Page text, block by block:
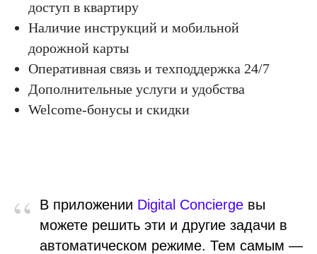
доступ в квартиру
Наличие инструкций и мобильной
дорожной карты
Оперативная связь и техподдержка 24/7
Дополнительные услуги и удобства
Welcome-бонусы и скидки
“ В приложении Digital Concierge вы
можете решить эти и другие задачи в
автоматическом режиме. Тем самым —